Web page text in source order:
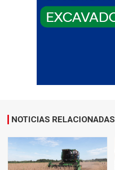
NOTICIAS RELACIONADAS